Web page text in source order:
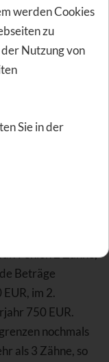
Mehr
.
Fehlen 2 Zähne,
Beträge
im 2.
750 EUR.
nochmals
als 3 Zähne, so
werden Cookies
zu
Nutzung von
Sie in der